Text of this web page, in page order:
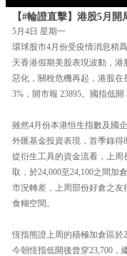
【#輪證直擊】港股5月
5月4日 星期一
環球股市4月份受疫情消息稍
天香港假期美股表現波動，
惡化，關稅危機再起，港股在
3%，開市報 23895。國指低開
雖然4月份本港恒生指數及國
外匯基金投資表現，首季錄得
從衍生工具的資金流看，上
取，於24,000至24,100之間加
市況轉差，上周部份好倉之
食糊空間。
恆指熊證上周的積極加倉區於
今朝恆指低開後曾穿23,700，